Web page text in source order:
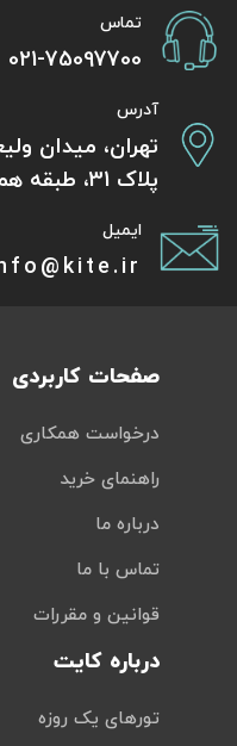
تماس
021-75097700
آدرس
تهران، میدان
پلاک 31، طبقه همکف
ایمیل
صفحات کاربردی
درخواست همکاری
راهنمای خرید
درباره ما
تماس با ما
قوانین و مقررات
درباره کایت
تورهای یک روزه